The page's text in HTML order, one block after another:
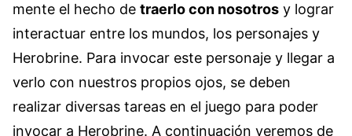
mente el hecho de traerlo con nosotros y lograr
interactuar entre los mundos, los personajes y
Herobrine. Para invocar este personaje y llegar a
verlo con nuestros propios ojos, se deben
realizar diversas tareas en el juego para poder
invocar a Herobrine. A continuación veremos de